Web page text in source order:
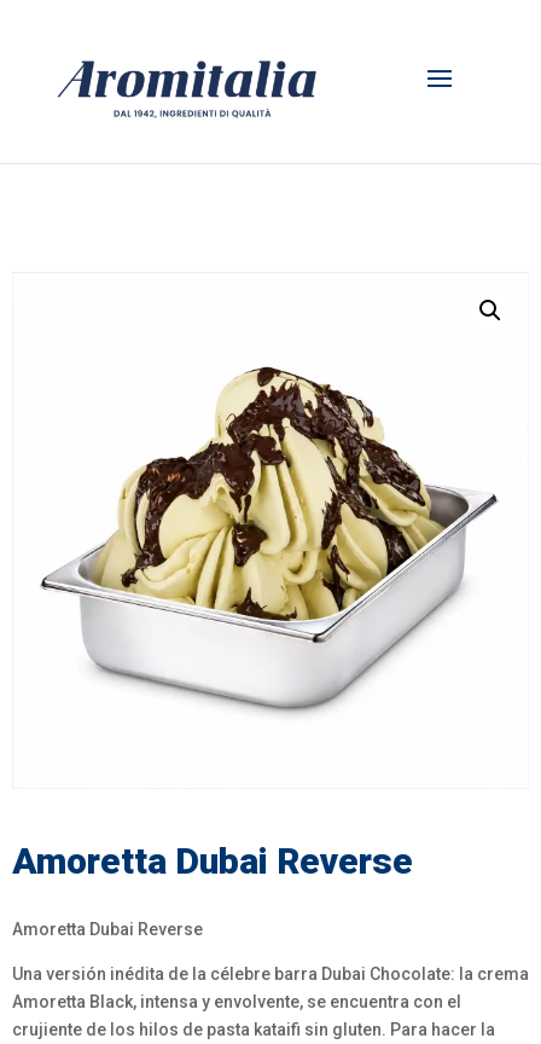
Amoretta Dubai Reverse
Amoretta Dubai Reverse
Una versión inédita de la célebre barra Dubai Chocolate: la crema
Amoretta Black, intensa y envolvente, se encuentra con el
crujiente de los hilos de pasta kataifi sin gluten. Para hacer la